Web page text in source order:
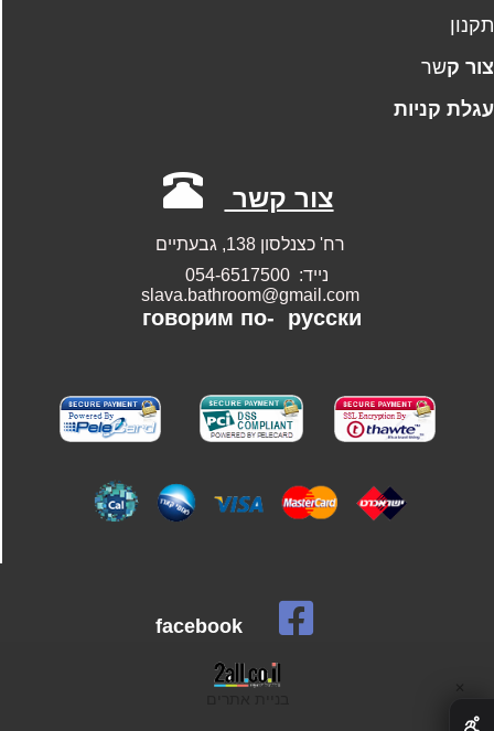
ר קשר
קניות
צור קשר
רח' כצנלסון 138, גבעתיים
נייד: 054-6517500
slava.bathroom@gmail.com
говорим по-русски
facebook